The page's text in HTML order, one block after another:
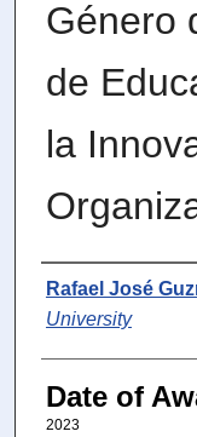
Género
de
la
Author
Rafael José
University
Date of
2023